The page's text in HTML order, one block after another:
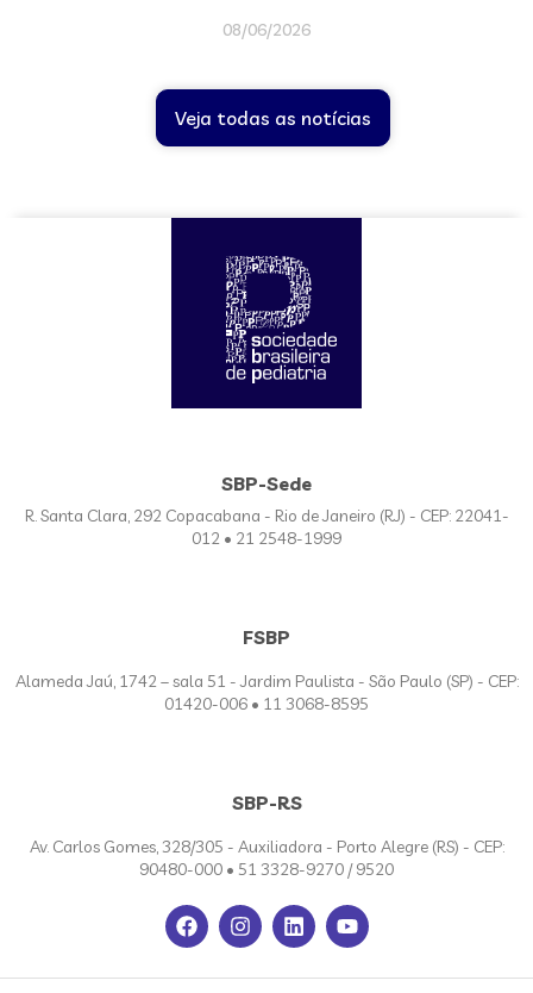
08/06/2026
Veja todas as notícias
SBP-Sede
R. Santa Clara, 292 Copacabana - Rio de Janeiro (RJ) - CEP: 22041-
012 • 21 2548-1999
FSBP
Alameda Jaú, 1742 – sala 51 - Jardim Paulista - São Paulo (SP) - CEP:
01420-006 • 11 3068-8595
SBP-RS
Av. Carlos Gomes, 328/305 - Auxiliadora - Porto Alegre (RS) - CEP:
90480-000 • 51 3328-9270 / 9520